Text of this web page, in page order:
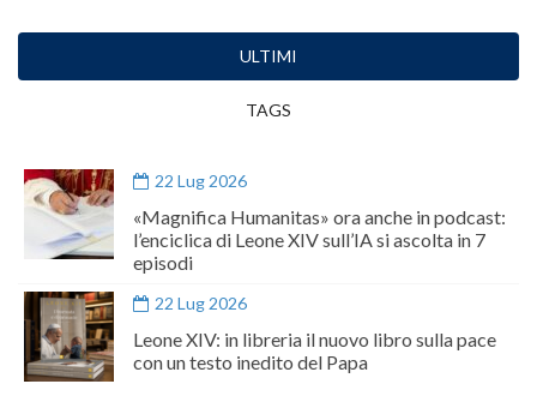
ULTIMI
TAGS
22 Lug 2026
«Magnifica Humanitas» ora anche in podcast:
l’enciclica di Leone XIV sull’IA si ascolta in 7
episodi
22 Lug 2026
Leone XIV: in libreria il nuovo libro sulla pace
con un testo inedito del Papa